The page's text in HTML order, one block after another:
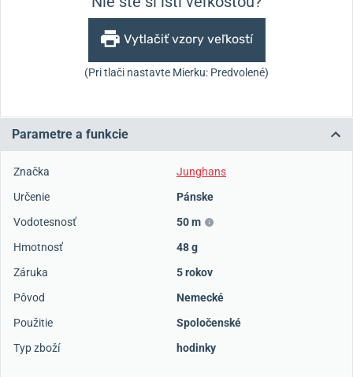
Vytlačiť vzory veľkostí
(Pri tlači nastavte Mierku: Predvolené)
Parametre a funkcie
Značka
Junghans
Určenie
Pánske
Vodotesnosť
50 m
Hmotnosť
48 g
Záruka
5 rokov
Pôvod
Nemecké
Použitie
Spoločenské
Typ zboží
hodinky